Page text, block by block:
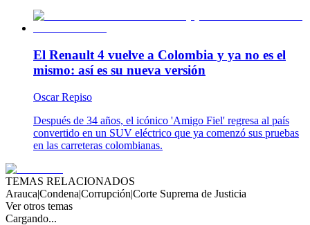
El Renault 4 vuelve a Colombia y ya no es el
mismo: así es su nueva versión
Oscar Repiso
Después de 34 años, el icónico 'Amigo Fiel' regresa al país
convertido en un SUV eléctrico que ya comenzó sus pruebas
en las carreteras colombianas.
TEMAS RELACIONADOS
Arauca|Condena|Corrupción|Corte Suprema de Justicia
Ver otros temas
Cargando...